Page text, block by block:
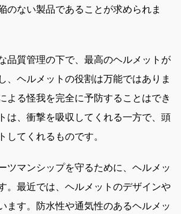
のない製品であることが求められま
品質管理の下で、最高のヘルメットが
、ヘルメットの役割は万能ではありま
よる怪我を完全に予防することはでき
は、衝撃を吸収してくれる一方で、頭
してくれるものです。
ツマンシップを守るために、ヘルメッ
。最近では、ヘルメットのデザインや
ます。防水性や通気性のあるヘルメッ